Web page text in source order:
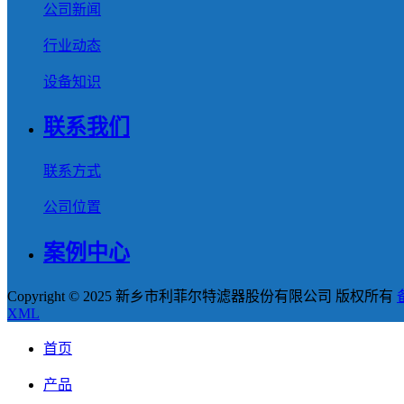
公司新闻
行业动态
设备知识
联系我们
联系方式
公司位置
案例中心
Copyright © 2025 新乡市利菲尔特滤器股份有限公司 版权所有
XML
首页
产品